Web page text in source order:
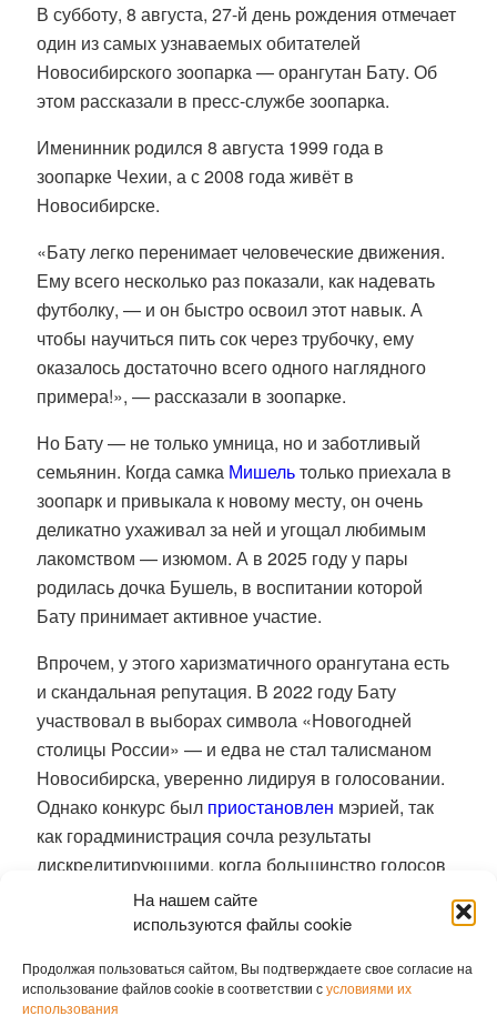
На нашем сайте
используются файлы cookie
Продолжая пользоваться сайтом, Вы подтверждаете свое согласие на
использование файлов cookie в соответствии сусловиями их
использования
В субботу, 8 августа, 27-й день рождения отмечает
один из самых узнаваемых обитателей
Новосибирского зоопарка — орангутан Бату. Об
этом рассказали в пресс-службе зоопарка.
Именинник родился 8 августа 1999 года в
зоопарке Чехии, а с 2008 года живёт в
Новосибирске.
«Бату легко перенимает человеческие движения.
Ему всего несколько раз показали, как надевать
футболку, — и он быстро освоил этот навык. А
чтобы научиться пить сок через трубочку, ему
оказалось достаточно всего одного наглядного
примера!», — рассказали в зоопарке.
Но Бату — не только умница, но и заботливый
семьянин. Когда самка Мишельтолько приехала в
зоопарк и привыкала к новому месту, он очень
деликатно ухаживал за ней и угощал любимым
лакомством — изюмом. А в 2025 году у пары
родилась дочка Бушель, в воспитании которой
Бату принимает активное участие.
Впрочем, у этого харизматичного орангутана есть
и скандальная репутация. В 2022 году Бату
участвовал в выборах символа «Новогодней
столицы России» — и едва не стал талисманом
Новосибирска, уверенно лидируя в голосовании.
Однако конкурс был приостановлен мэрией, так
как горадминистрация сочла результаты
дискредитирующими, когда большинство голосов
было отдано орангутангу. Его кампанию вели
местные блогеры и некоторые депутаты. В этом
контекст».